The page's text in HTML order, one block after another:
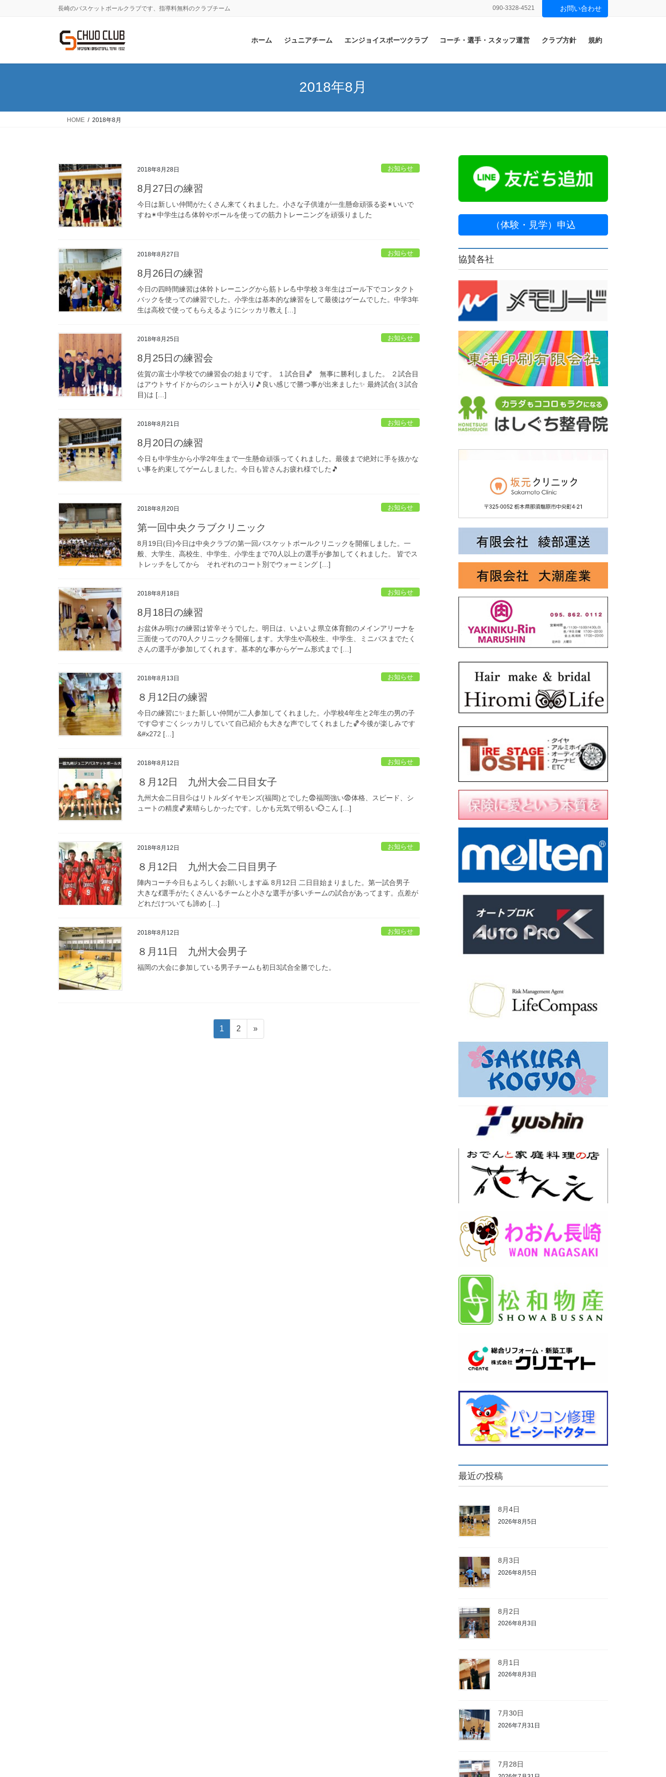
に
ョ
動
長崎のバスケットボールクラブです、指導料無料のクラブチーム 090-3328-4521 お問い合わせ
ホーム ジュニアチーム エンジョイスポーツクラブ コーチ・選手・スタッフ運営 クラブ方針 規約
2018年8月
HOME 2018年8月
2018年8月28日 お知らせ
8月27日の練習
今日は新しい仲間がたくさん来てくれました。小さな子供達が一生懸命頑張る姿✴いいで
すね✴中学生は💪体幹やボールを使っての筋力トレーニングを頑張りました
2018年8月27日 お知らせ
8月26日の練習
今日の四時間練習は体幹トレーニングから筋トレ💪中学校３年生はゴール下でコンタクト
バックを使っての練習でした。小学生は基本的な練習をして最後はゲームでした。中学3年
生は高校で使ってもらえるようにシッカリ教え […]
2018年8月25日 お知らせ
8月25日の練習会
佐賀の富士小学校での練習会の始まりです。 １試合目🏀 無事に勝利しました。 ２試合目
はアウトサイドからのシュートが入り🎵良い感じで勝つ事が出来ました✨ 最終試合(３試合
目)は […]
2018年8月21日 お知らせ
8月20日の練習
今日も中学生から小学2年生まで一生懸命頑張ってくれました。最後まで絶対に手を抜かな
い事を約束してゲームしました。今日も皆さんお疲れ様でした🎵
2018年8月20日 お知らせ
第一回中央クラブクリニック
8月19日(日)今日は中央クラブの第一回バスケットボールクリニックを開催しました。一
般、大学生、高校生、中学生、小学生まで70人以上の選手が参加してくれました。 皆でス
トレッチをしてから それぞれのコート別でウォーミング […]
2018年8月18日 お知らせ
8月18日の練習
お盆休み明けの練習は皆辛そうでした。明日は、いよいよ県立体育館のメインアリーナを
三面使っての70人クリニックを開催します。大学生や高校生、中学生、ミニバスまでたく
さんの選手が参加してくれます。基本的な事からゲーム形式まで […]
2018年8月13日 お知らせ
８月12日の練習
今日の練習に✨また新しい仲間が二人参加してくれました。小学校4年生と2年生の男の子
です😊すごくシッカリしていて自己紹介も大きな声でしてくれました🏀今後が楽しみです
&#x272 […]
2018年8月12日 お知らせ
８月12日 九州大会二日目女子
九州大会二日目💦はリトルダイヤモンズ(福岡)とでした😨福岡強い😨体格、スピード、シ
ュートの精度🏀素晴らしかったです。しかも元気で明るい💮こん […]
2018年8月12日 お知らせ
８月12日 九州大会二日目男子
陣内コーチ今日もよろしくお願いします🙇 8月12日 二日目始まりました。第一試合男子
大きな💃選手がたくさんいるチームと小さな選手が多いチームの試合があってます。点差が
どれだけついても諦め […]
2018年8月12日 お知らせ
８月11日 九州大会男子
福岡の大会に参加している男子チームも初日3試合全勝でした。
ペ
ー
1
ペ
ー
2 »
（体験・見学）申込
協賛各社
最近の投稿
8月4日
2026年8月5日
8月3日
2026年8月5日
8月2日
2026年8月3日
8月1日
2026年8月3日
7月30日
2026年7月31日
7月28日